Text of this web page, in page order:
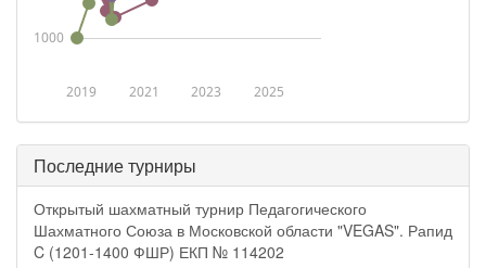
2019 2021 2023 2025
1000
Последние турниры
Открытый шахматный турнир Педагогического
Шахматного Союза в Московской области "VEGAS". Рапид
C (1201-1400 ФШР) ЕКП № 114202